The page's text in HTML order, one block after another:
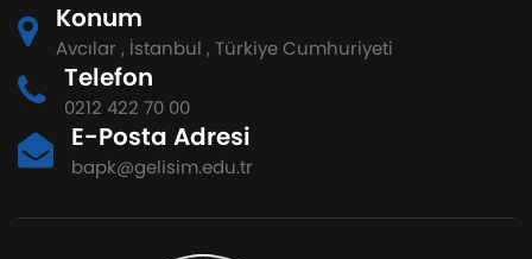
Konum
Avcılar , İstanbul , Türkiye Cumhuriyeti
Telefon
0212 422 70 00
E-Posta Adresi
bapk@gelisim.edu.tr